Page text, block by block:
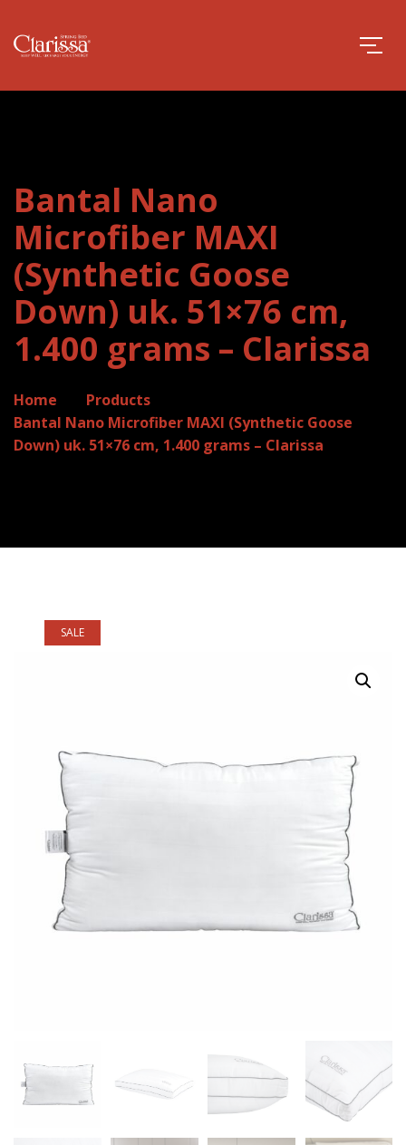
Bantal Nano
Microfiber MAXI
(Synthetic Goose
Down) uk. 51×76 cm,
1.400 grams – Clarissa
Home
Products
Bantal Nano Microfiber MAXI (Synthetic Goose
Down) uk. 51×76 cm, 1.400 grams – Clarissa
SALE